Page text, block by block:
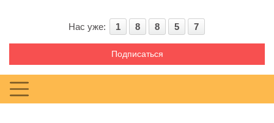
Нас уже: 1 8 8 5 7
Подписаться